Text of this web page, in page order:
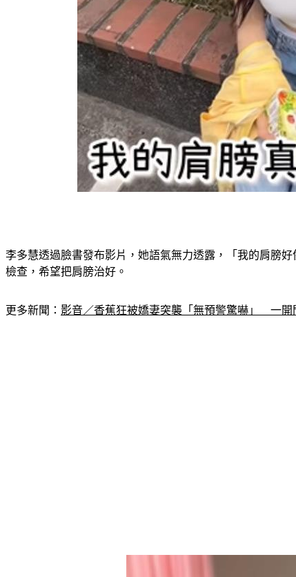
李多慧透過臉書發布影片，她語氣無力透露，「我的肩膀
檢查，希望把肩膀治好。
更多新聞： 影音／香蕉狂被嬌妻突襲「無預警驚嚇」　一開